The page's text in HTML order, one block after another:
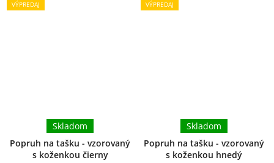
VÝPREDAJ
Popruh na tašku - vzorovaný
s koženkou čierny
Skladom
VÝPREDAJ
Popruh na tašku - vzorovaný
s koženkou hnedý
Skladom